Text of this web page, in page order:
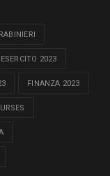
2023
FINANZA 2023